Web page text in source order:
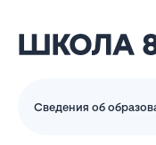
Сведения об